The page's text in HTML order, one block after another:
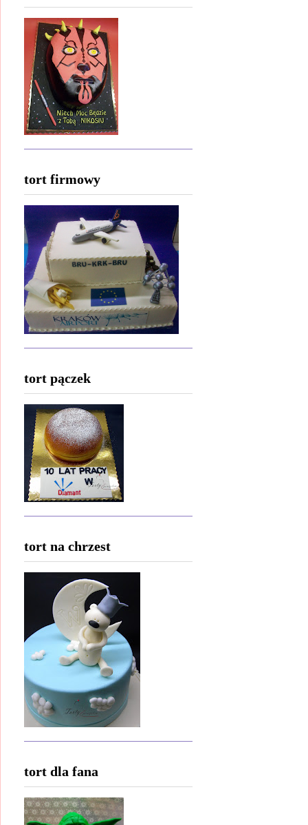
tort firmowy
tort pączek
tort na chrzest
tort dla fana